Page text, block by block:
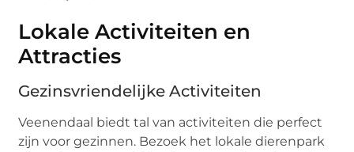
Lokale Activiteiten en
Attracties
Gezinsvriendelijke Activiteiten
Veenendaal biedt tal van activiteiten die perfect
zijn voor gezinnen. Bezoek het lokale dierenpark